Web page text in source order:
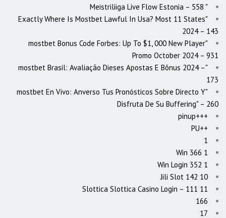
"️ Meistriliiga Live Flow Estonia – 558
"Exactly Where Is Mostbet Lawful In Usa? Most 11 States
2024 – 143
"mostbet Bonus Code Forbes: Up To $1, 000 New Player
Promo October 2024 – 931
"mostbet Brasil: Avaliação Dieses Apostas E Bônus 2024 –
173
"mostbet En Vivo: Anverso Tus Pronósticos Sobre Directo Y
Disfruta De Su Buffering" – 260
+++pinup
++PU
1
1 Win 366
1 Win Login 352
10 Jili Slot 142
11 Slottica Slottica Casino Login – 111
166
17